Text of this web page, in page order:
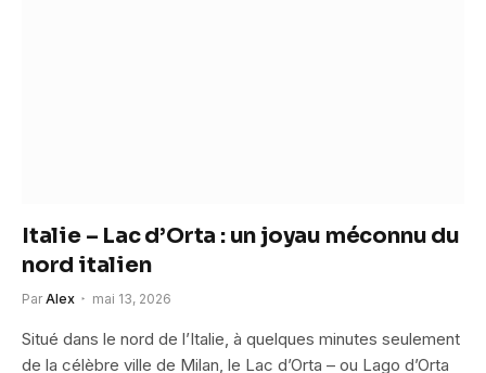
Italie – Lac d’Orta : un joyau méconnu du
nord italien
Par Alex mai 13, 2026
Situé dans le nord de l’Italie, à quelques minutes seulement
de la célèbre ville de Milan, le Lac d’Orta – ou Lago d’Orta